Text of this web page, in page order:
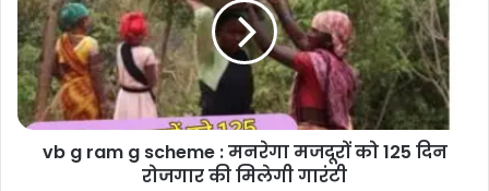
g
scheme
:
मनरेगा
मजदूरों
को
vb g ram g scheme : मनरेगा मजदूरों को 125 दिन
रोजगार की मिलेगी गारंटी